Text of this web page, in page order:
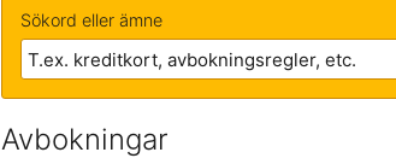
Sökord eller ämne
Avbokningar